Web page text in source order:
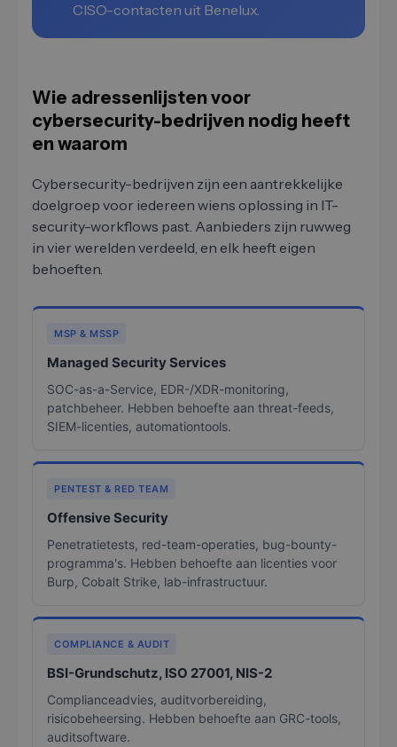
CISO-contacten uit Benelux.
Wie adressenlijsten voor
cybersecurity-bedrijven nodig heeft
en waarom
Cybersecurity-bedrijven zijn een aantrekkelijke
doelgroep voor iedereen wiens oplossing in IT-
security-workflows past. Aanbieders zijn ruwweg
in vier werelden verdeeld, en elk heeft eigen
behoeften.
MSP & MSSP
Managed Security Services
SOC-as-a-Service, EDR-/XDR-monitoring,
patchbeheer. Hebben behoefte aan threat-feeds,
SIEM-licenties, automationtools.
PENTEST & RED TEAM
Offensive Security
Penetratietests, red-team-operaties, bug-bounty-
programma's. Hebben behoefte aan licenties voor
Burp, Cobalt Strike, lab-infrastructuur.
COMPLIANCE & AUDIT
BSI-Grundschutz, ISO 27001, NIS-2
Complianceadvies, auditvorbereiding,
risicobeheersing. Hebben behoefte aan GRC-tools,
auditsoftware.